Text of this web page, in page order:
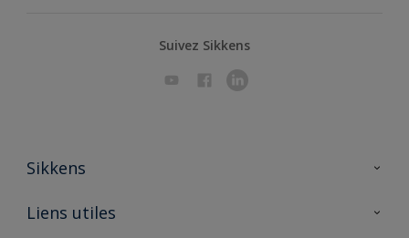
Suivez Sikkens
Sikkens
A propos de Sikkens
Liens utiles